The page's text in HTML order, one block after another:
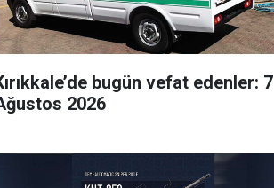
bugün vefat edenler: 7
2026